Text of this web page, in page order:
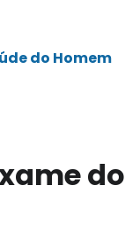
do Homem
do